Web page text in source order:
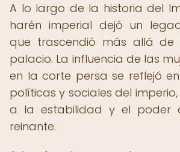
A lo largo de la historia del
harén imperial dejó un
que trascendió más allá de
palacio. La influencia de las
en la corte persa se reflejó
políticas y sociales del
a la estabilidad y el poder
reinante.